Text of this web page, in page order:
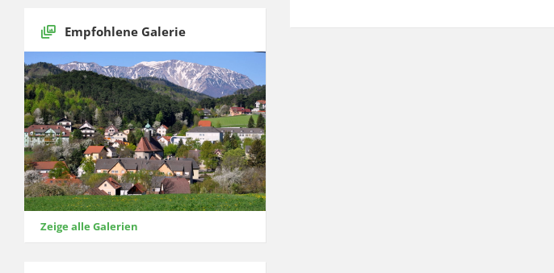
Empfohlene Galerie
Zeige alle Galerien